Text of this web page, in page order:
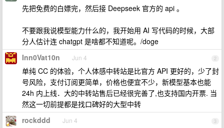
先把免费的白嫖完，然后接 Deepseek 官方的 api 。
不要跟我说模型能力什么的，我开始用 AI 写代码的时候，大部
分人估计连 chatgpt 是啥都不知道呢。/doge
2
Inn0Vat10n Jun 4
单纯 CC 的体验，个人体感中转站是比官方 API 更好的，少了封
号风险，支付订阅更简单，价格也便宜不少，新模型基本也能
24h 内上线．大的中转站售后已经很完善了,也支持国内开票. 当
然这一切前提都是找口碑好的大型中转
3
rockddd Jun 4